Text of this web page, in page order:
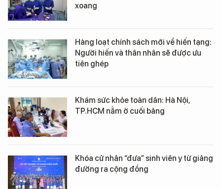
xoang
Hàng loạt chính sách mới về hiến tạng:
Người hiến và thân nhân sẽ được ưu
tiên ghép
Khám sức khỏe toàn dân: Hà Nội,
TP.HCM nằm ở cuối bảng
Khóa cử nhân “đưa” sinh viên y từ giảng
đường ra cộng đồng